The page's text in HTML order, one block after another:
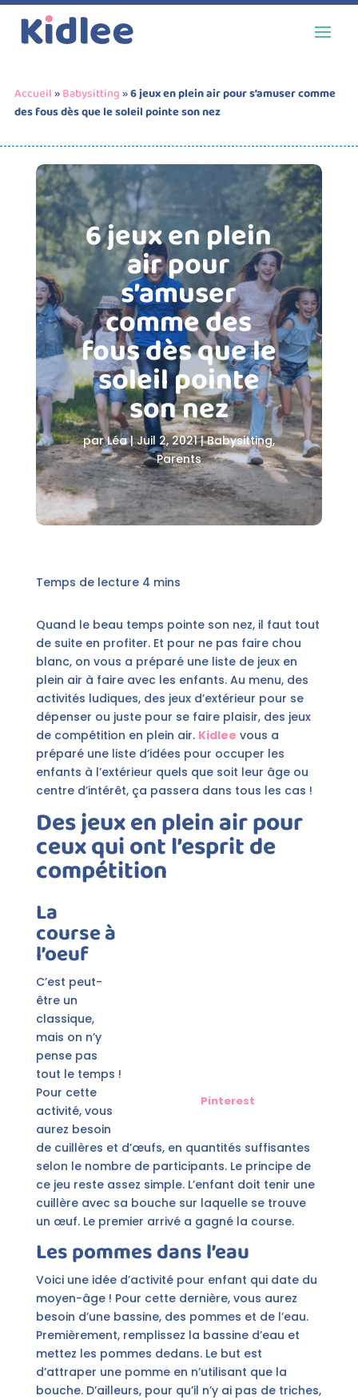
Accueil»Babysitting»6 jeux en plein air pour s’amuser comme
des fous dès que le soleil pointe son nez
6 jeux en plein
air pour
s’amuser
comme des
fous dès que le
soleil pointe
son nez
parLéa|Juil 2, 2021|Babysitting,
Parents
Quand le beau temps pointe son nez, il faut tout
de suite en profiter. Et pour ne pas faire chou
blanc, on vous a préparé une liste de jeux en
plein air à faire avec les enfants. Au menu, des
activités ludiques, des jeux d’extérieur pour se
dépenser ou juste pour se faire plaisir, des jeux
de compétition en plein air. Kidlee vous a
préparé une liste d’idées pour occuper les
enfants à l’extérieur quels que soit leur âge ou
centre d’intérêt, ça passera dans tous les cas !
Des jeux en plein air pour
ceux qui ont l’esprit de
compétition
Pinterest
La
course à
l’oeuf
C’est peut-
être un
classique,
mais on n’y
pense pas
tout le temps !
Pour cette
activité, vous
aurez besoin
de cuillères et d’œufs, en quantités suffisantes
selon le nombre de participants. Le principe de
ce jeu reste assez simple. L’enfant doit tenir une
cuillère avec sa bouche sur laquelle se trouve
un œuf. Le premier arrivé a gagné la course.
Les pommes dans l’eau
Voici une idée d’activité pour enfant qui date du
moyen-âge ! Pour cette dernière, vous aurez
besoin d’une bassine, des pommes et de l’eau.
Premièrement, remplissez la bassine d’eau et
mettez les pommes dedans. Le but est
d’attraper une pomme en n’utilisant que la
bouche. D’ailleurs, pour qu’il n’y ai pas de triches,